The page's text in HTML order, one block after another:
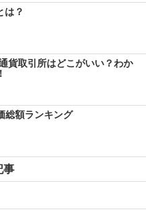
は？
貨取引所はどこがいい？わか
総額ランキング
事